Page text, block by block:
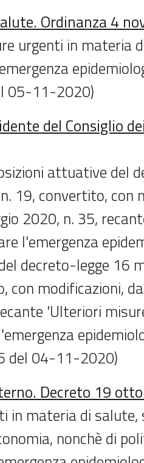
Ordinanza 4
urgenti in materia
05-11-2020)
del Consiglio
attuative del
19, convertito, con
2020, n. 35,
l'emergenza
decreto-legge 16
con modificazioni,
'Ulteriori
del 04-11-2020)
Decreto 19
in materia di salute,
nonchè di